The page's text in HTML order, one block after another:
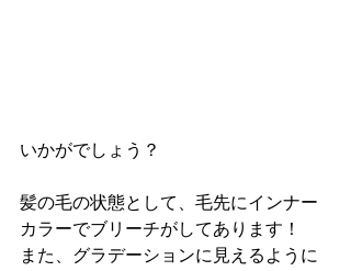
いかがでしょう？
髪の毛の状態として、毛先にインナー
カラーでブリーチがしてあります！
また、グラデーションに見えるように